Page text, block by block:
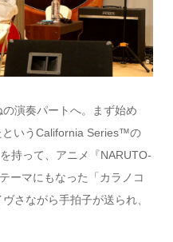
演奏パートへ。まず始め
というCalifornia Series™の
を持って、アニメ『NARUTO-
ーマにもなった「カラノコ
さながら手拍子が送られ、